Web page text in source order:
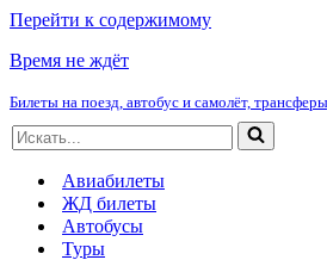
Перейти к содержимому
Время не ждёт
Билеты на поезд, автобус и самолёт,
Искать...
Авиабилеты
ЖД билеты
Автобусы
Туры